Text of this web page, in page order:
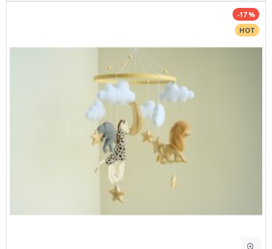
HOT
-17 %